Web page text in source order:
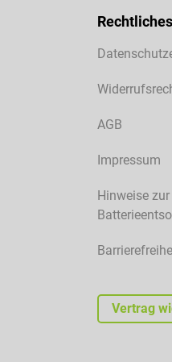
Rechtliches
AGB
Impressum
Hinweise
Vertrag